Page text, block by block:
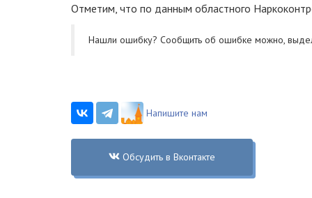
Отметим, что по данным областного
Нашли ошибку? Cообщить об ошибке можно,
Напишите нам
Обсудить в Вконтакте